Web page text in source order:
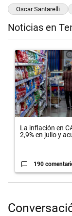
Oscar Santarelli
Noticias en
Un artículo de
La inflación en
2,9% en julio y
190